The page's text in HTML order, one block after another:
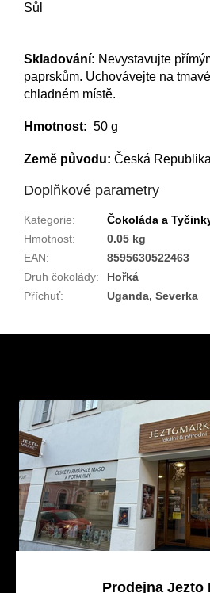
Sůl
Skladování: Nevystavujte
paprskům. Uchovávejte na
chladném místě.
Hmotnost: 50 g
Země původu: Česká Republika
Doplňkové parametry
Kategorie:
Čokoláda a
Hmotnost:
0.05 kg
EAN:
8595630522463
Druh čokolády:
Hořká
Příchuť: Uganda, Severka
Prodejna Jezto